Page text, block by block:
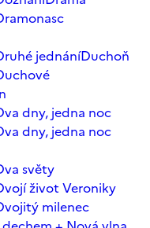
jednáníDuchoň
dny, jedna noc
dny, jedna noc
světy
život Veroniky
milenec